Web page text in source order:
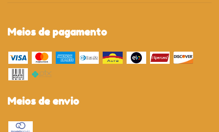
Meios de pagamento
Meios de envio